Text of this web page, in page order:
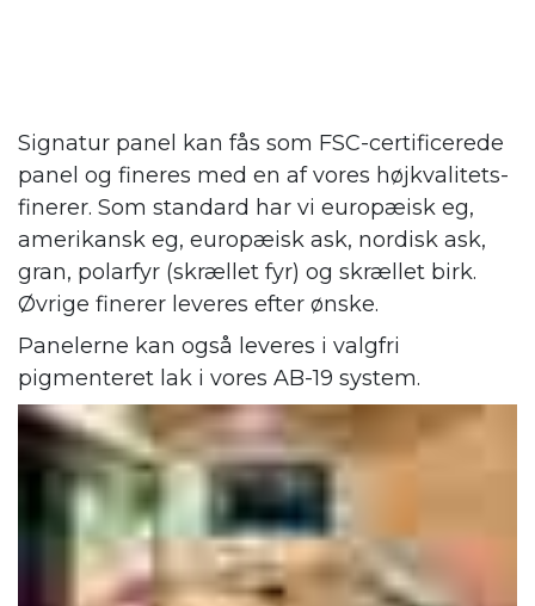
Signatur panel kan fås som FSC-certificerede
panel og fineres med en af vores højkvalitets-
finerer. Som standard har vi europæisk eg,
amerikansk eg, europæisk ask, nordisk ask,
gran, polarfyr (skrællet fyr) og skrællet birk.
Øvrige finerer leveres efter ønske.
Panelerne kan også leveres i valgfri
pigmenteret lak i vores AB-19 system.